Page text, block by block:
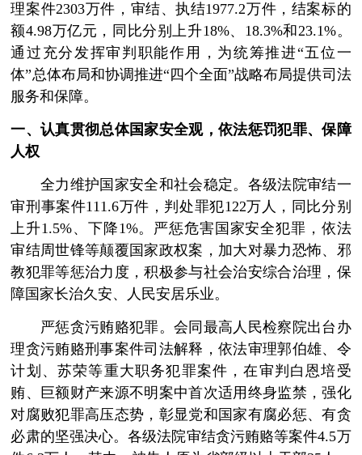
理案件2303万件，审结、执结1977.2万件，结案标的
额4.98万亿元，同比分别上升18%、18.3%和23.1%。
通过充分发挥审判职能作用，为统筹推进“五位一
体”总体布局和协调推进“四个全面”战略布局提供司法
服务和保障。
一、认真贯彻总体国家安全观，依法惩罚犯罪、保障
人权
全力维护国家安全和社会稳定。各级法院审结一
审刑事案件111.6万件，判处罪犯122万人，同比分别
上升1.5%、下降1%。严惩危害国家安全犯罪，依法
审结周世锋等颠覆国家政权案，加大对暴力恐怖、邪
教犯罪等惩治力度，积极参与社会治安综合治理，保
障国家长治久安、人民安居乐业。
严惩贪污贿赂犯罪。会同最高人民检察院出台办
理贪污贿赂刑事案件司法解释，依法审理郭伯雄、令
计划、苏荣等重大职务犯罪案件，在审判白恩培受
贿、巨额财产来源不明案中首次适用终身监禁，强化
对腐败犯罪高压态势，彰显党和国家有腐必惩、有贪
必肃的坚强决心。各级法院审结贪污贿赂等案件4.5万